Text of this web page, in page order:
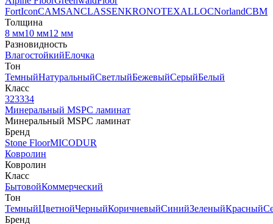
FortIconCAMSANCLASSENKRONOTEXALLOCNorlandCBM
Толщина
8 мм10 мм12 мм
Разновидность
ВлагостойкийЕлочка
Тон
ТемныйНатуральныйСветлыйБежевыйСерыйБелый
Класс
323334
Минеральный MSPC ламинат
Минеральный MSPC ламинат
Бренд
Stone FloorMICODUR
Ковролин
Ковролин
Класс
БытовойКоммерческий
Тон
ТемныйЦветнойЧерныйКоричневыйСинийЗеленыйКрасный
Бренд